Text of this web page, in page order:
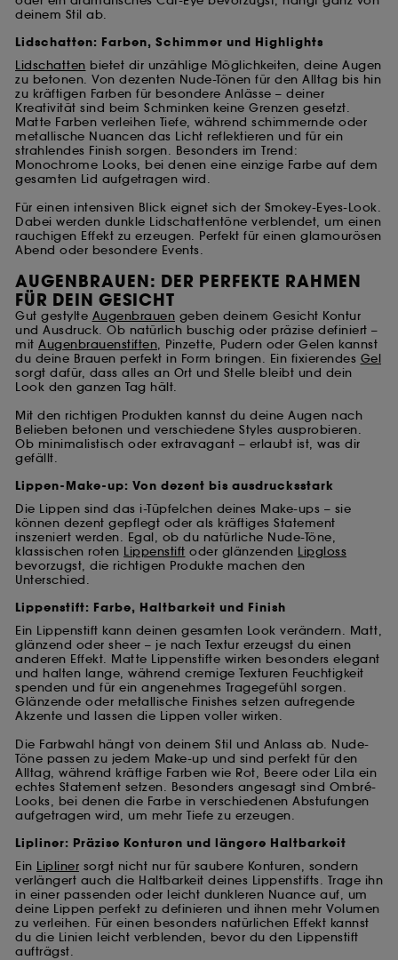
deinem Stil ab.
Lidschatten: Farben, Schimmer und Highlights
Lidschatten bietet dir unzählige Möglichkeiten, deine Augen
zu betonen. Von dezenten Nude-Tönen für den Alltag bis hin
zu kräftigen Farben für besondere Anlässe – deiner
Kreativität sind beim Schminken keine Grenzen gesetzt.
Matte Farben verleihen Tiefe, während schimmernde oder
metallische Nuancen das Licht reflektieren und für ein
strahlendes Finish sorgen. Besonders im Trend:
Monochrome Looks, bei denen eine einzige Farbe auf dem
gesamten Lid aufgetragen wird.
Für einen intensiven Blick eignet sich der Smokey-Eyes-Look.
Dabei werden dunkle Lidschattentöne verblendet, um einen
rauchigen Effekt zu erzeugen. Perfekt für einen glamourösen
Abend oder besondere Events.
AUGENBRAUEN: DER PERFEKTE RAHMEN
FÜR DEIN GESICHT
Gut gestylte Augenbrauen geben deinem Gesicht Kontur
und Ausdruck. Ob natürlich buschig oder präzise definiert –
mit Augenbrauenstiften, Pinzette, Pudern oder Gelen kannst
du deine Brauen perfekt in Form bringen. Ein fixierendes Gel
sorgt dafür, dass alles an Ort und Stelle bleibt und dein
Look den ganzen Tag hält.
Mit den richtigen Produkten kannst du deine Augen nach
Belieben betonen und verschiedene Styles ausprobieren.
Ob minimalistisch oder extravagant – erlaubt ist, was dir
gefällt.
Lippen-Make-up: Von dezent bis ausdrucksstark
Die Lippen sind das i-Tüpfelchen deines Make-ups – sie
können dezent gepflegt oder als kräftiges Statement
inszeniert werden. Egal, ob du natürliche Nude-Töne,
klassischen roten Lippenstift oder glänzenden Lipgloss
bevorzugst, die richtigen Produkte machen den
Unterschied.
Lippenstift: Farbe, Haltbarkeit und Finish
Ein Lippenstift kann deinen gesamten Look verändern. Matt,
glänzend oder sheer – je nach Textur erzeugst du einen
anderen Effekt. Matte Lippenstifte wirken besonders elegant
und halten lange, während cremige Texturen Feuchtigkeit
spenden und für ein angenehmes Tragegefühl sorgen.
Glänzende oder metallische Finishes setzen aufregende
Akzente und lassen die Lippen voller wirken.
Die Farbwahl hängt von deinem Stil und Anlass ab. Nude-
Töne passen zu jedem Make-up und sind perfekt für den
Alltag, während kräftige Farben wie Rot, Beere oder Lila ein
echtes Statement setzen. Besonders angesagt sind Ombré-
Looks, bei denen die Farbe in verschiedenen Abstufungen
aufgetragen wird, um mehr Tiefe zu erzeugen.
Lipliner: Präzise Konturen und längere Haltbarkeit
Ein Lipliner sorgt nicht nur für saubere Konturen, sondern
verlängert auch die Haltbarkeit deines Lippenstifts. Trage ihn
in einer passenden oder leicht dunkleren Nuance auf, um
deine Lippen perfekt zu definieren und ihnen mehr Volumen
zu verleihen. Für einen besonders natürlichen Effekt kannst
du die Linien leicht verblenden, bevor du den Lippenstift
aufträgst.